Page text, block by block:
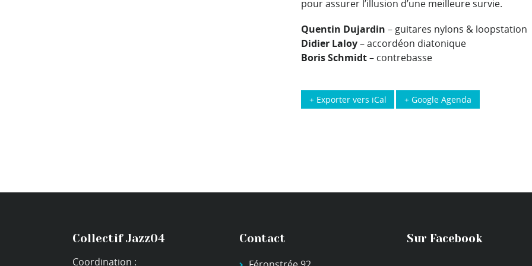
pour assurer l’illusion d’une meilleure survie.
Quentin Dujardin – guitares nylons & loopstation
Didier Laloy– accordéon diatonique
Boris Schmidt– contrebasse
+ Google Agenda
+ Exporter vers iCal
Collectif Jazz04
Coordination :
Contact Sur Facebook